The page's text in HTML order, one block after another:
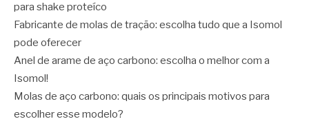
para shake proteíco
Fabricante de molas de tração: escolha tudo que a Isomol
pode oferecer
Anel de arame de aço carbono: escolha o melhor com a
Isomol!
Molas de aço carbono: quais os principais motivos para
escolher esse modelo?